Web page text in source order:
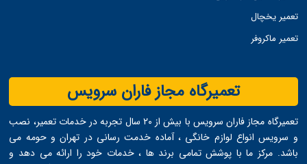
تعمیر یخچال
تعمیر ماکروفر
تعمیرگاه مجاز فاران سرویس
تعمیرگاه مجاز فاران سرویس با بیش از ۲۰ سال تجربه در خدمات تعمیر، نصب
و سرویس انواع لوازم خانگی ، آماده خدمت ‌رسانی در تهران و حومه می
‌باشد. مرکز ما با پوشش تمامی برند ها ، خدمات خود را ارائه می ‌دهد و